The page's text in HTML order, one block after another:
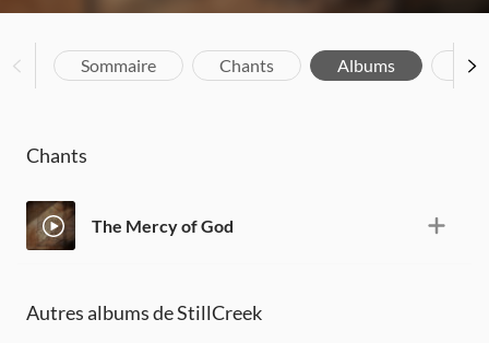
Sommaire Chants Albums
Chants
The Mercy of God
Autres albums de StillCreek